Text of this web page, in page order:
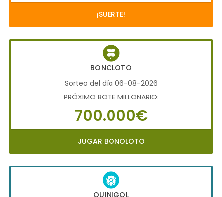
¡SUERTE!
BONOLOTO
Sorteo del día 06-08-2026
PRÓXIMO BOTE MILLONARIO:
700.000€
JUGAR BONOLOTO
QUINIGOL